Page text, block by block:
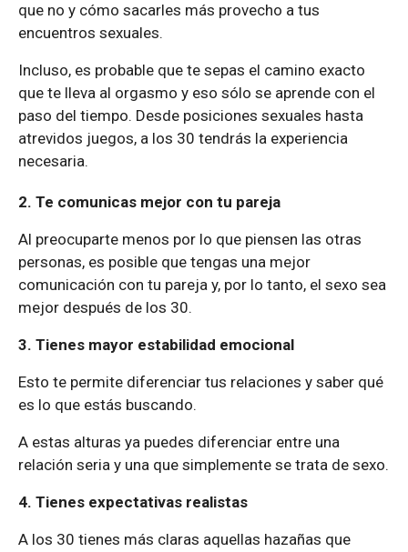
que no y cómo sacarles más provecho a tus
encuentros sexuales.
Incluso, es probable que te sepas el camino exacto
que te lleva al orgasmo y eso sólo se aprende con el
paso del tiempo. Desde posiciones sexuales hasta
atrevidos juegos, a los 30 tendrás la experiencia
necesaria.
2. Te comunicas mejor con tu pareja
Al preocuparte menos por lo que piensen las otras
personas, es posible que tengas una mejor
comunicación con tu pareja y, por lo tanto, el sexo sea
mejor después de los 30.
3. Tienes mayor estabilidad emocional
Esto te permite diferenciar tus relaciones y saber qué
es lo que estás buscando.
A estas alturas ya puedes diferenciar entre una
relación seria y una que simplemente se trata de sexo.
4. Tienes expectativas realistas
A los 30 tienes más claras aquellas hazañas que